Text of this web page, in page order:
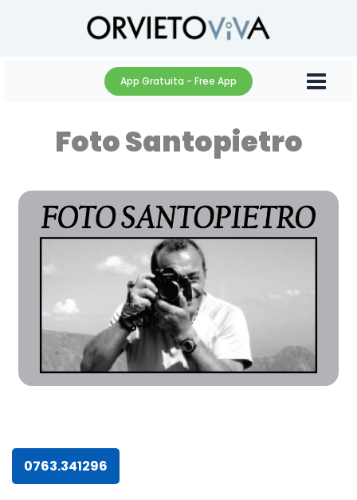
App Gratuita - Free App
Foto Santopietro
0763.341296